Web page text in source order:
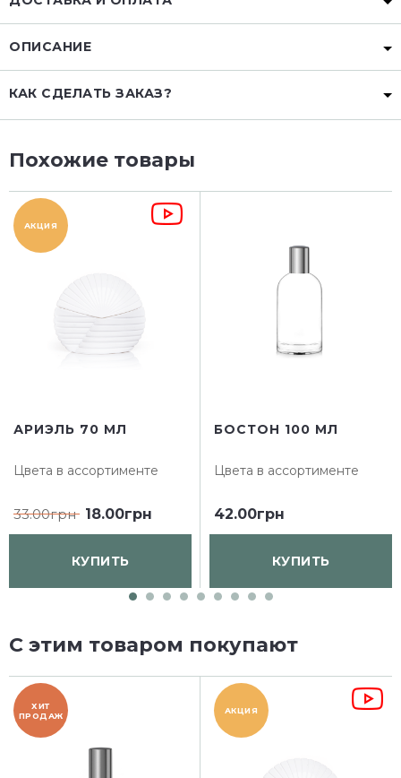
ОПИСАНИЕ
КАК СДЕЛАТЬ ЗАКАЗ?
Похожие товары
АКЦИЯ
АРИЭЛЬ 70 МЛ
Цвета в ассортименте
33.00грн 18.00грн
КУПИТЬ
БОСТОН 100 МЛ
Цвета в ассортименте
42.00грн
КУПИТЬ
С этим товаром покупают
ХИТ
ПРОДАЖ
АКЦИЯ